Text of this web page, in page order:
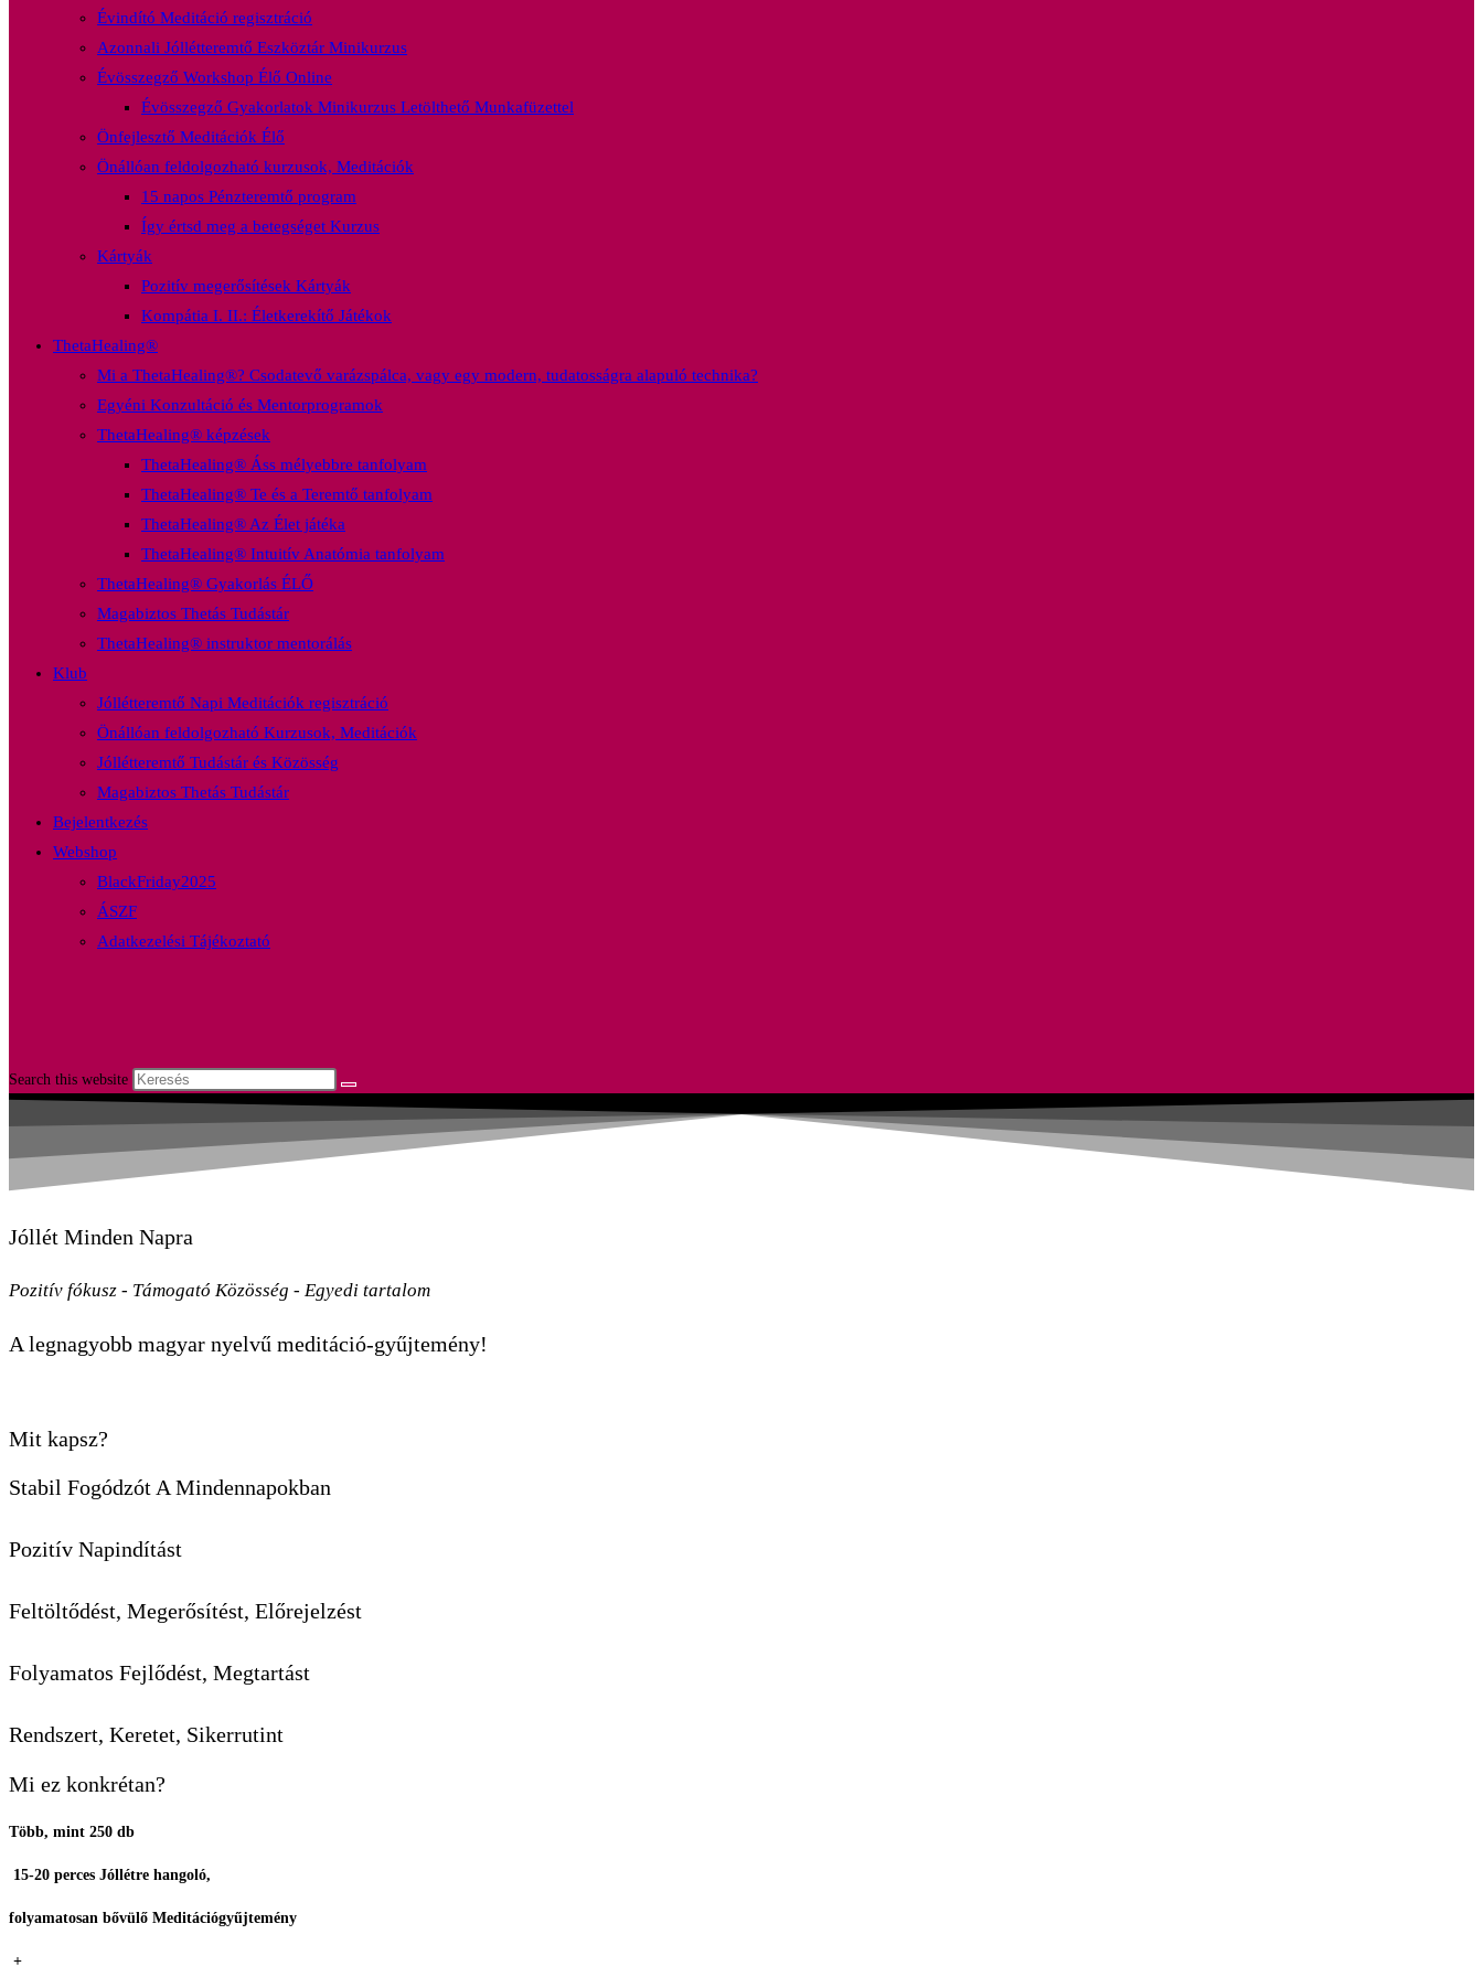
Évindító Meditáció regisztráció
Azonnali Jóllétteremtő Eszköztár Minikurzus
Évösszegző Workshop Élő Online
Évösszegző Gyakorlatok Minikurzus Letölthető Munkafüzettel
Önfejlesztő Meditációk Élő
Önállóan feldolgozható kurzusok, Meditációk
15 napos Pénzteremtő program
Így értsd meg a betegséget Kurzus
Kártyák
Pozitív megerősítések Kártyák
Kompátia I. II.: Életkerekítő Játékok
ThetaHealing®
Mi a ThetaHealing®? Csodatevő varázspálca, vagy egy modern, tudatosságra alapuló technika?
Egyéni Konzultáció és Mentorprogramok
ThetaHealing® képzések
ThetaHealing® Áss mélyebbre tanfolyam
ThetaHealing® Te és a Teremtő tanfolyam
ThetaHealing® Az Élet játéka
ThetaHealing® Intuitív Anatómia tanfolyam
ThetaHealing® Gyakorlás ÉLŐ
Magabiztos Thetás Tudástár
ThetaHealing® instruktor mentorálás
Klub
Jóllétteremtő Napi Meditációk regisztráció
Önállóan feldolgozható Kurzusok, Meditációk
Jóllétteremtő Tudástár és Közösség
Magabiztos Thetás Tudástár
Bejelentkezés
Webshop
BlackFriday2025
ÁSZF
Adatkezelési Tájékoztató
Search this website
Jóllét Minden Napra
Pozitív fókusz - Támogató Közösség - Egyedi tartalom
A legnagyobb magyar nyelvű meditáció-gyűjtemény!
Mit kapsz?
Stabil Fogódzót A Mindennapokban
Pozitív Napindítást
Feltöltődést, Megerősítést, Előrejelzést
Folyamatos Fejlődést, Megtartást
Rendszert, Keretet, Sikerrutint
Mi ez konkrétan?
Több, mint 250 db
15-20 perces Jóllétre hangoló,
folyamatosan bővülő Meditációgyűjtemény
+